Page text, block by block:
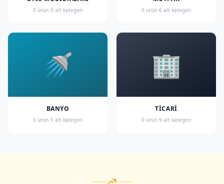
0 ürün·9 alt kategori 0 ürün·6 alt kategori
🚿
BANYO
0 ürün·5 alt kategori
🏢
TICARI
0 ürün·9 alt kategori